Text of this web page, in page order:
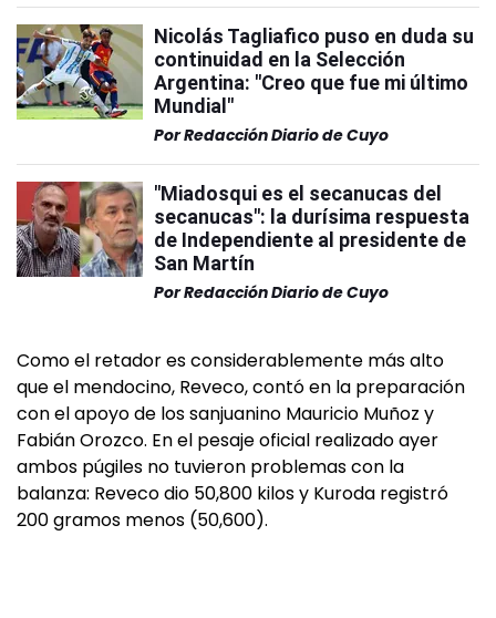
Nicolás Tagliafico puso en duda su
continuidad en la Selección
Argentina: "Creo que fue mi último
Mundial"
PorRedacción Diario de Cuyo
"Miadosqui es el secanucas del
secanucas": la durísima respuesta
de Independiente al presidente de
San Martín
PorRedacción Diario de Cuyo
Como el retador es considerablemente más alto
que el mendocino, Reveco, contó en la preparación
con el apoyo de los sanjuanino Mauricio Muñoz y
Fabián Orozco. En el pesaje oficial realizado ayer
ambos púgiles no tuvieron problemas con la
balanza: Reveco dio 50,800 kilos y Kuroda registró
200 gramos menos (50,600).